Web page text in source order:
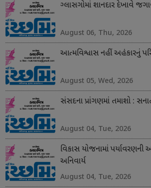
ગ્લાસગોમાં શાનદાર દેખાવે
August 06, Thu, 2026
આત્મવિશ્વાસ નહીં અહંકારનું
August 05, Wed, 2026
સંસદના પ્રાંગણમાં તમાશો :
August 04, Tue, 2026
વિકાસ યોજનામાં પર્યાવરણની
અનિવાર્ય
August 04, Tue, 2026